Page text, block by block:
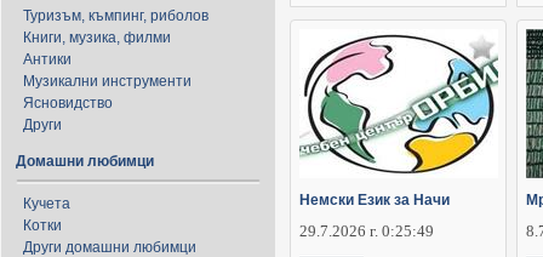
Туризъм, къмпинг, риболов
Книги, музика, филми
Антики
Музикални инструменти
Ясновидство
Други
Домашни любимци
Кучета
Котки
Други домашни любимци
Немски Език за Начи
29.7.2026 г. 0:25:49